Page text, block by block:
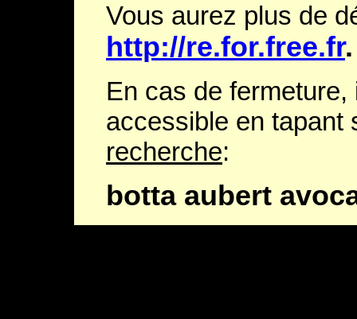
Vous aurez plus de
http://re.for.free.fr.
En cas de
accessible en tapant
recherche:
botta aubert